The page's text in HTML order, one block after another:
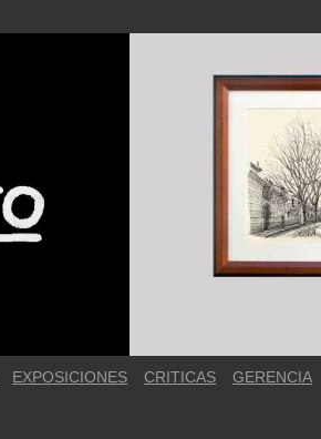
EXPOSICIONES CRITICAS GERENCIA